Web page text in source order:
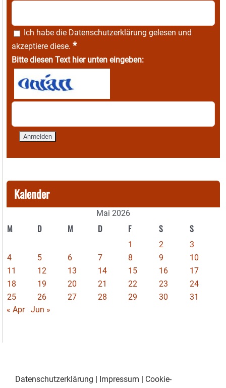
Ich habe die Datenschutzerklärung gelesen und
akzeptiere diese. *
Bitte diesen Text hier unten eingeben:
Kalender
Mai 2026
M D M D F S S
1 2
3
4
5 6 7 8 9
10
11
12 13 14 15 16
17
18
19 20 21 22 23
24
25
26 27 28 29 30
31
« Apr
Jun »
Datenschutzerklärung Impressum
Cookie-